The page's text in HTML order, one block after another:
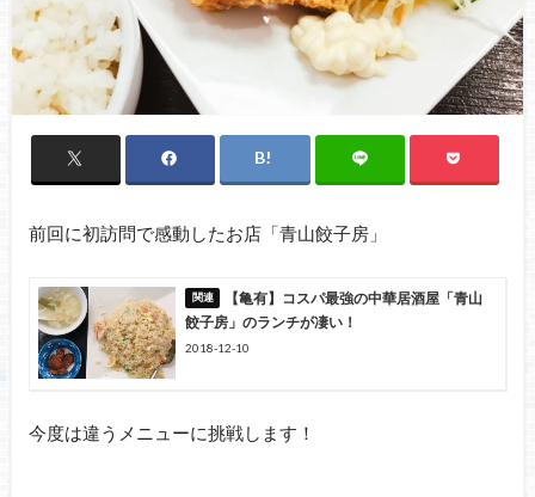
前回に初訪問で感動したお店「青山餃子房」
【亀有】コスパ最強の中華居酒屋「青山
餃子房」のランチが凄い！
2018-12-10
今度は違うメニューに挑戦します！